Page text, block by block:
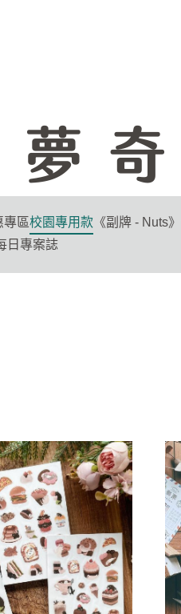
專區校園專用款 《副牌 - Nuts》
日專案誌